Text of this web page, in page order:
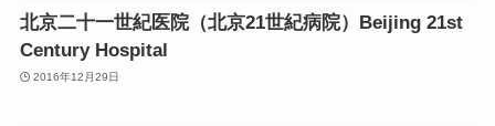
北京二十一世紀医院（北京21世紀病院）Beijing 21st
Century Hospital
2016年12月29日